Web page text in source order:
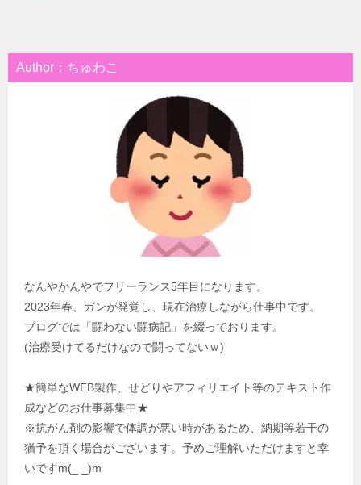
Author：ちゅわこ
なんやかんやでフリーランス5年目になります。
2023年春、ガンが発覚し、現在治療しながら仕事中です。
ブログでは「闘わない闘病記」を綴っております。
(治療受けてるだけなので闘ってないｗ)
★簡単なWEB製作、せどりやアフィリエイト等のテキスト作
成などのお仕事募集中★
※抗がん剤の影響で体調が悪い時があるため、納期等若干の
猶予を頂く場合がございます。予めご理解いただけますと幸
いですm(_ _)m